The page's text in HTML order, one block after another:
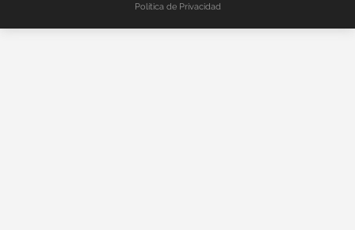
Política de Privacidad